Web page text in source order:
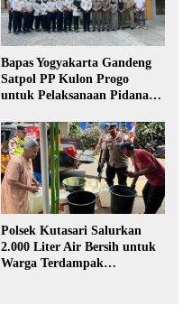
Bapas Yogyakarta Gandeng
Satpol PP Kulon Progo
untuk Pelaksanaan Pidana
Polsek Kutasari Salurkan
2.000 Liter Air Bersih untuk
Warga Terdampak